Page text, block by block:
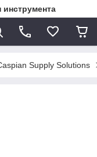
Supply Solutions